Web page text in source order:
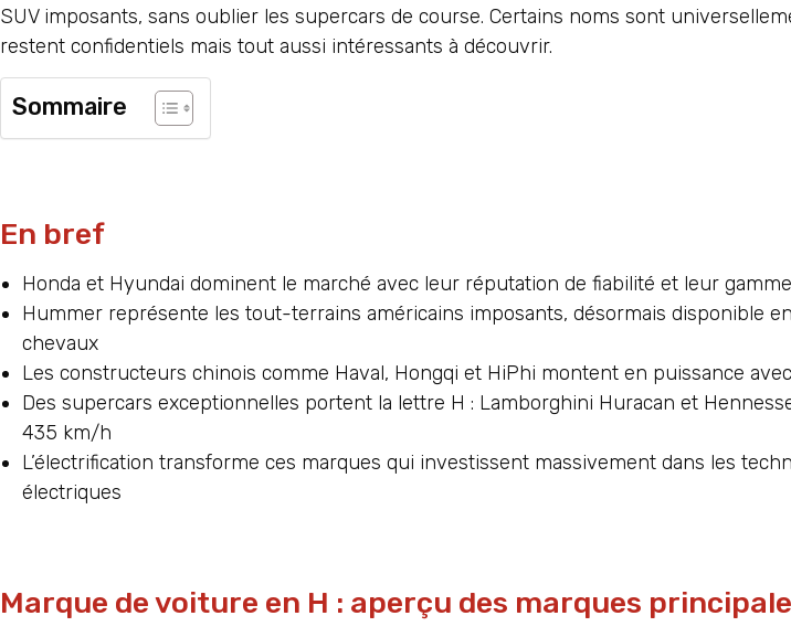
SUV imposants, sans oublier les supercars de course. Certains noms sont
restent confidentiels mais tout aussi intéressants à découvrir.
Sommaire
En bref
Honda et Hyundai dominent le marché avec leur réputation de fiabilité et leur
Hummer représente les tout-terrains américains imposants, désormais disponible
chevaux
Les constructeurs chinois comme Haval, Hongqi et HiPhi montent en puissance
Des supercars exceptionnelles portent la lettre H : Lamborghini Huracan et
435 km/h
L’électrification transforme ces marques qui investissent massivement dans les
électriques
Marque de voiture en H : aperçu des marques